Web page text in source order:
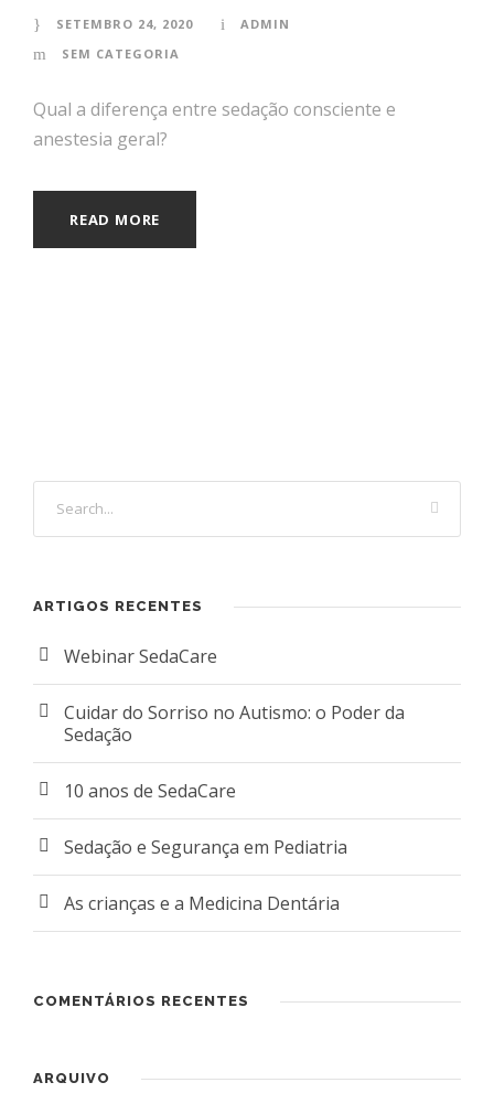
SETEMBRO 24, 2020
ADMIN
SEM CATEGORIA
Qual a diferença entre sedação consciente e
anestesia geral?
READ MORE
ARTIGOS RECENTES
Webinar SedaCare
Cuidar do Sorriso no Autismo: o Poder da
Sedação
10 anos de SedaCare
Sedação e Segurança em Pediatria
As crianças e a Medicina Dentária
COMENTÁRIOS RECENTES
ARQUIVO